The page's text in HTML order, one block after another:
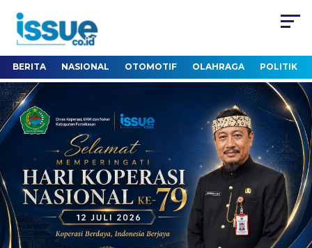
BERITA NASIONAL OTOMOTIF OLAHRAGA POLITIK